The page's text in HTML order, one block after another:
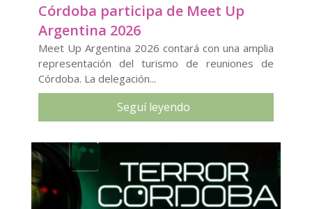
Córdoba participa de Meet Up
Argentina 2026
Meet Up Argentina 2026 contará con una amplia
representación del turismo de reuniones de
Córdoba. La delegación...
Seguí leyendo